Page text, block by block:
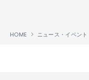
HOME ニュース・イベント